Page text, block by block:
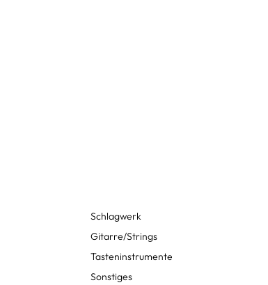
Schlagwerk
Gitarre/Strings
Tasteninstrumente
Sonstiges